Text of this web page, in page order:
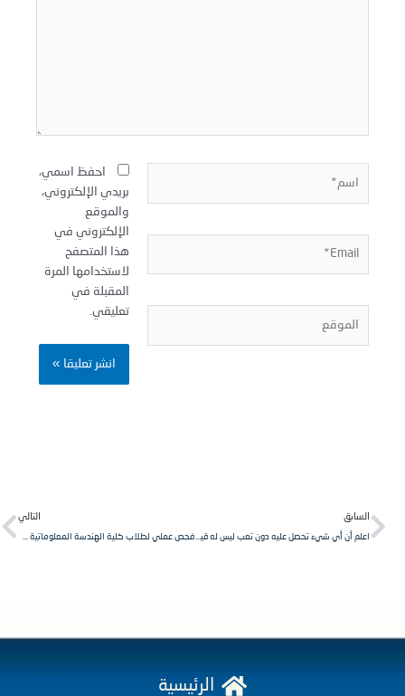
احفظ اسمي،
بريدي الإلكتروني،
والموقع
الإلكتروني في
هذا المتصفح
لاستخدامها المرة
المقبلة في
تعليقي.
اعلم أن أي شيء تحصل عليه دون تعب ليس له قيمة، اجتهد وادفع ثمن النجاح لأنك تستحقه فحص عملي لطلاب كلية الهندسة المعلوماتية سنة أولى، مقرر برمجة٢
الرئيسية